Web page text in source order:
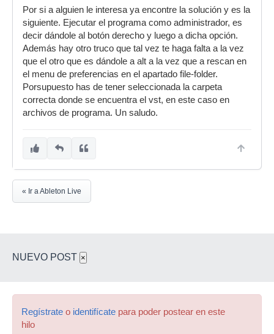
Por si a alguien le interesa ya encontre la solución y es la
siguiente. Ejecutar el programa como administrador, es
decir dándole al botón derecho y luego a dicha opción.
Además hay otro truco que tal vez te haga falta a la vez
que el otro que es dándole a alt a la vez que a rescan en
el menu de preferencias en el apartado file-folder.
Porsupuesto has de tener seleccionada la carpeta
correcta donde se encuentra el vst, en este caso en
archivos de programa. Un saludo.
« Ir a Ableton Live
NUEVO POST ×
Regístrate o identifícate para poder postear en este
hilo